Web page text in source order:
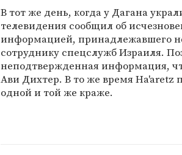
В тот же день, когда у Дагана
телевидения сообщил об
информацией, принадлежавшего
сотруднику спецслужб Израиля.
неподтвержденная информация,
Ави Дихтер. В то же время Ha'aretz
одной и той же краже.